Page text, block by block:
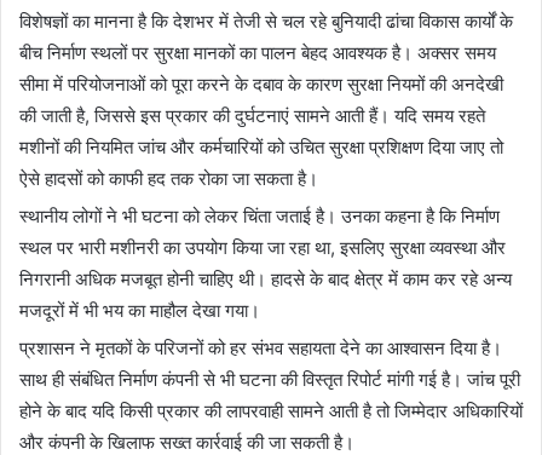
विशेषज्ञों का मानना है कि देशभर में तेजी से चल रहे बुनियादी ढांचा विकास कार्यों के
बीच निर्माण स्थलों पर सुरक्षा मानकों का पालन बेहद आवश्यक है। अक्सर समय
सीमा में परियोजनाओं को पूरा करने के दबाव के कारण सुरक्षा नियमों की अनदेखी
की जाती है, जिससे इस प्रकार की दुर्घटनाएं सामने आती हैं। यदि समय रहते
मशीनों की नियमित जांच और कर्मचारियों को उचित सुरक्षा प्रशिक्षण दिया जाए तो
ऐसे हादसों को काफी हद तक रोका जा सकता है।
स्थानीय लोगों ने भी घटना को लेकर चिंता जताई है। उनका कहना है कि निर्माण
स्थल पर भारी मशीनरी का उपयोग किया जा रहा था, इसलिए सुरक्षा व्यवस्था और
निगरानी अधिक मजबूत होनी चाहिए थी। हादसे के बाद क्षेत्र में काम कर रहे अन्य
मजदूरों में भी भय का माहौल देखा गया।
प्रशासन ने मृतकों के परिजनों को हर संभव सहायता देने का आश्वासन दिया है।
साथ ही संबंधित निर्माण कंपनी से भी घटना की विस्तृत रिपोर्ट मांगी गई है। जांच पूरी
होने के बाद यदि किसी प्रकार की लापरवाही सामने आती है तो जिम्मेदार अधिकारियों
और कंपनी के खिलाफ सख्त कार्रवाई की जा सकती है।